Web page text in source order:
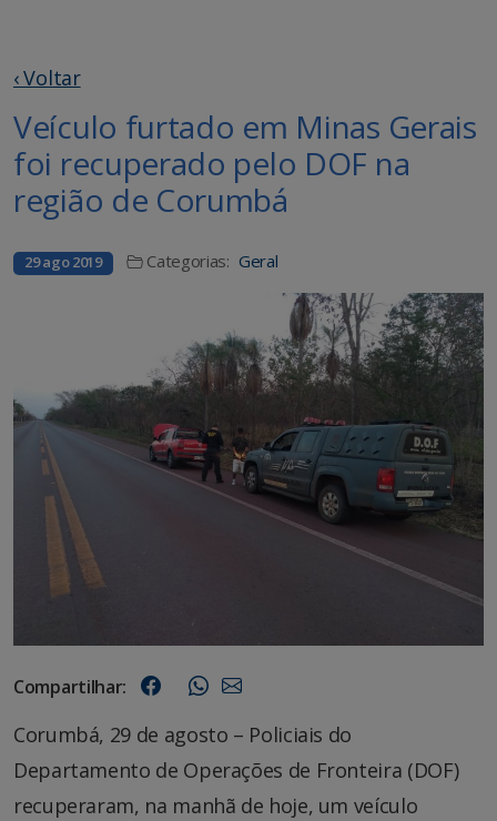
‹ Voltar
Veículo furtado em Minas Gerais
foi recuperado pelo DOF na
região de Corumbá
29 ago 2019 Categorias: Geral
Compartilhar:
Corumbá, 29 de agosto – Policiais do
Departamento de Operações de Fronteira (DOF)
recuperaram, na manhã de hoje, um veículo